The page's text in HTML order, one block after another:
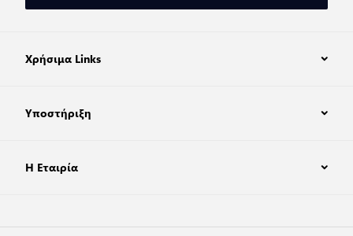
Χρήσιμα Links
Υποστήριξη
Η Εταιρία